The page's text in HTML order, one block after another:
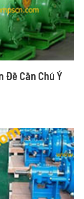
Đề Cần Chú Ý